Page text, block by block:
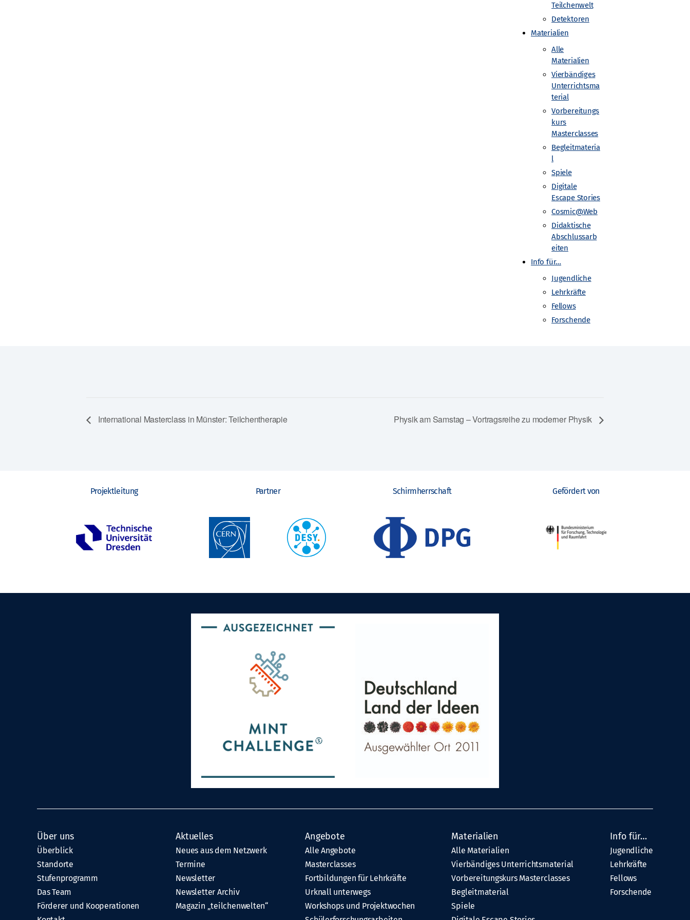
Teilchenwelt
Detektoren
Materialien
Alle
Materialien
Vierbändiges
Unterrichtsma
terial
Vorbereitungs
kurs
Masterclasses
Begleitmateria
l
Spiele
Digitale
Escape Stories
Cosmic@Web
Didaktische
Abschlussarb
eiten
Info für…
Jugendliche
Lehrkräfte
Fellows
Forschende
Netzwerk Teilchenwelt mit Deutsches Elektronen-Synchrotron DESY, Zeuthen
International Masterclass in Münster: Teilchentherapie Physik am Samstag – Vortragsreihe zu moderner Physik
Projektleitung Partner Schirmherrschaft Gefördert von
Über uns
Überblick
Standorte
Stufenprogramm
Das Team
Förderer und Kooperationen
Aktuelles
Neues aus dem Netzwerk
Termine
Newsletter
Newsletter Archiv
Magazin „teilchenwelten“
Angebote
Alle Angebote
Masterclasses
Fortbildungen für Lehrkräfte
Urknall unterwegs
Workshops und Projektwochen
Materialien
Alle Materialien
Vierbändiges Unterrichtsmaterial
Vorbereitungskurs Masterclasses
Begleitmaterial
Spiele
Info für…
Jugendliche
Lehrkräfte
Fellows
Forschende